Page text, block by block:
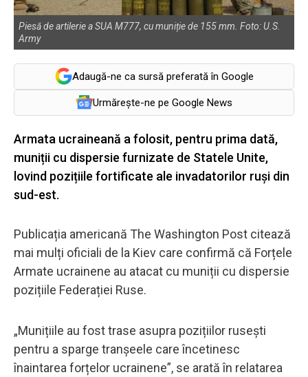
Piesă de artilerie a SUA M777, cu muniție de 155 mm. Foto: U.S.
Army
Adaugă-ne ca sursă preferată în Google
Urmărește-ne pe Google News
Armata ucraineană a folosit, pentru prima dată,
muniții cu dispersie furnizate de Statele Unite,
lovind pozițiile fortificate ale invadatorilor ruși din
sud-est.
Publicația americană The Washington Post citează
mai mulți oficiali de la Kiev care confirmă că Forțele
Armate ucrainene au atacat cu muniții cu dispersie
pozițiile Federației Ruse.
„Munițiile au fost trase asupra pozițiilor rusești
pentru a sparge tranșeele care încetinesc
înaintarea forțelor ucrainene”, se arată în relatarea